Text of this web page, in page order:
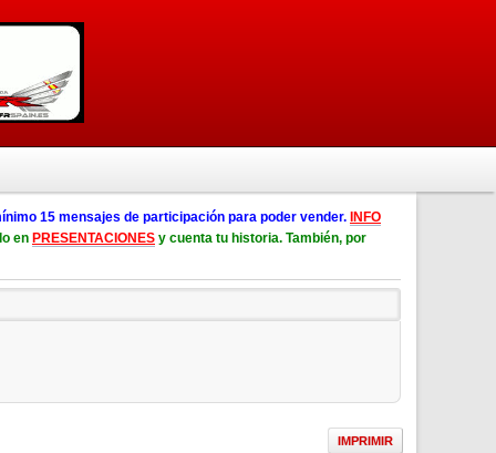
15 mensajes de participación para poder vender. INFO
en PRESENTACIONES y cuenta tu historia. También, por
IMPRIMIR